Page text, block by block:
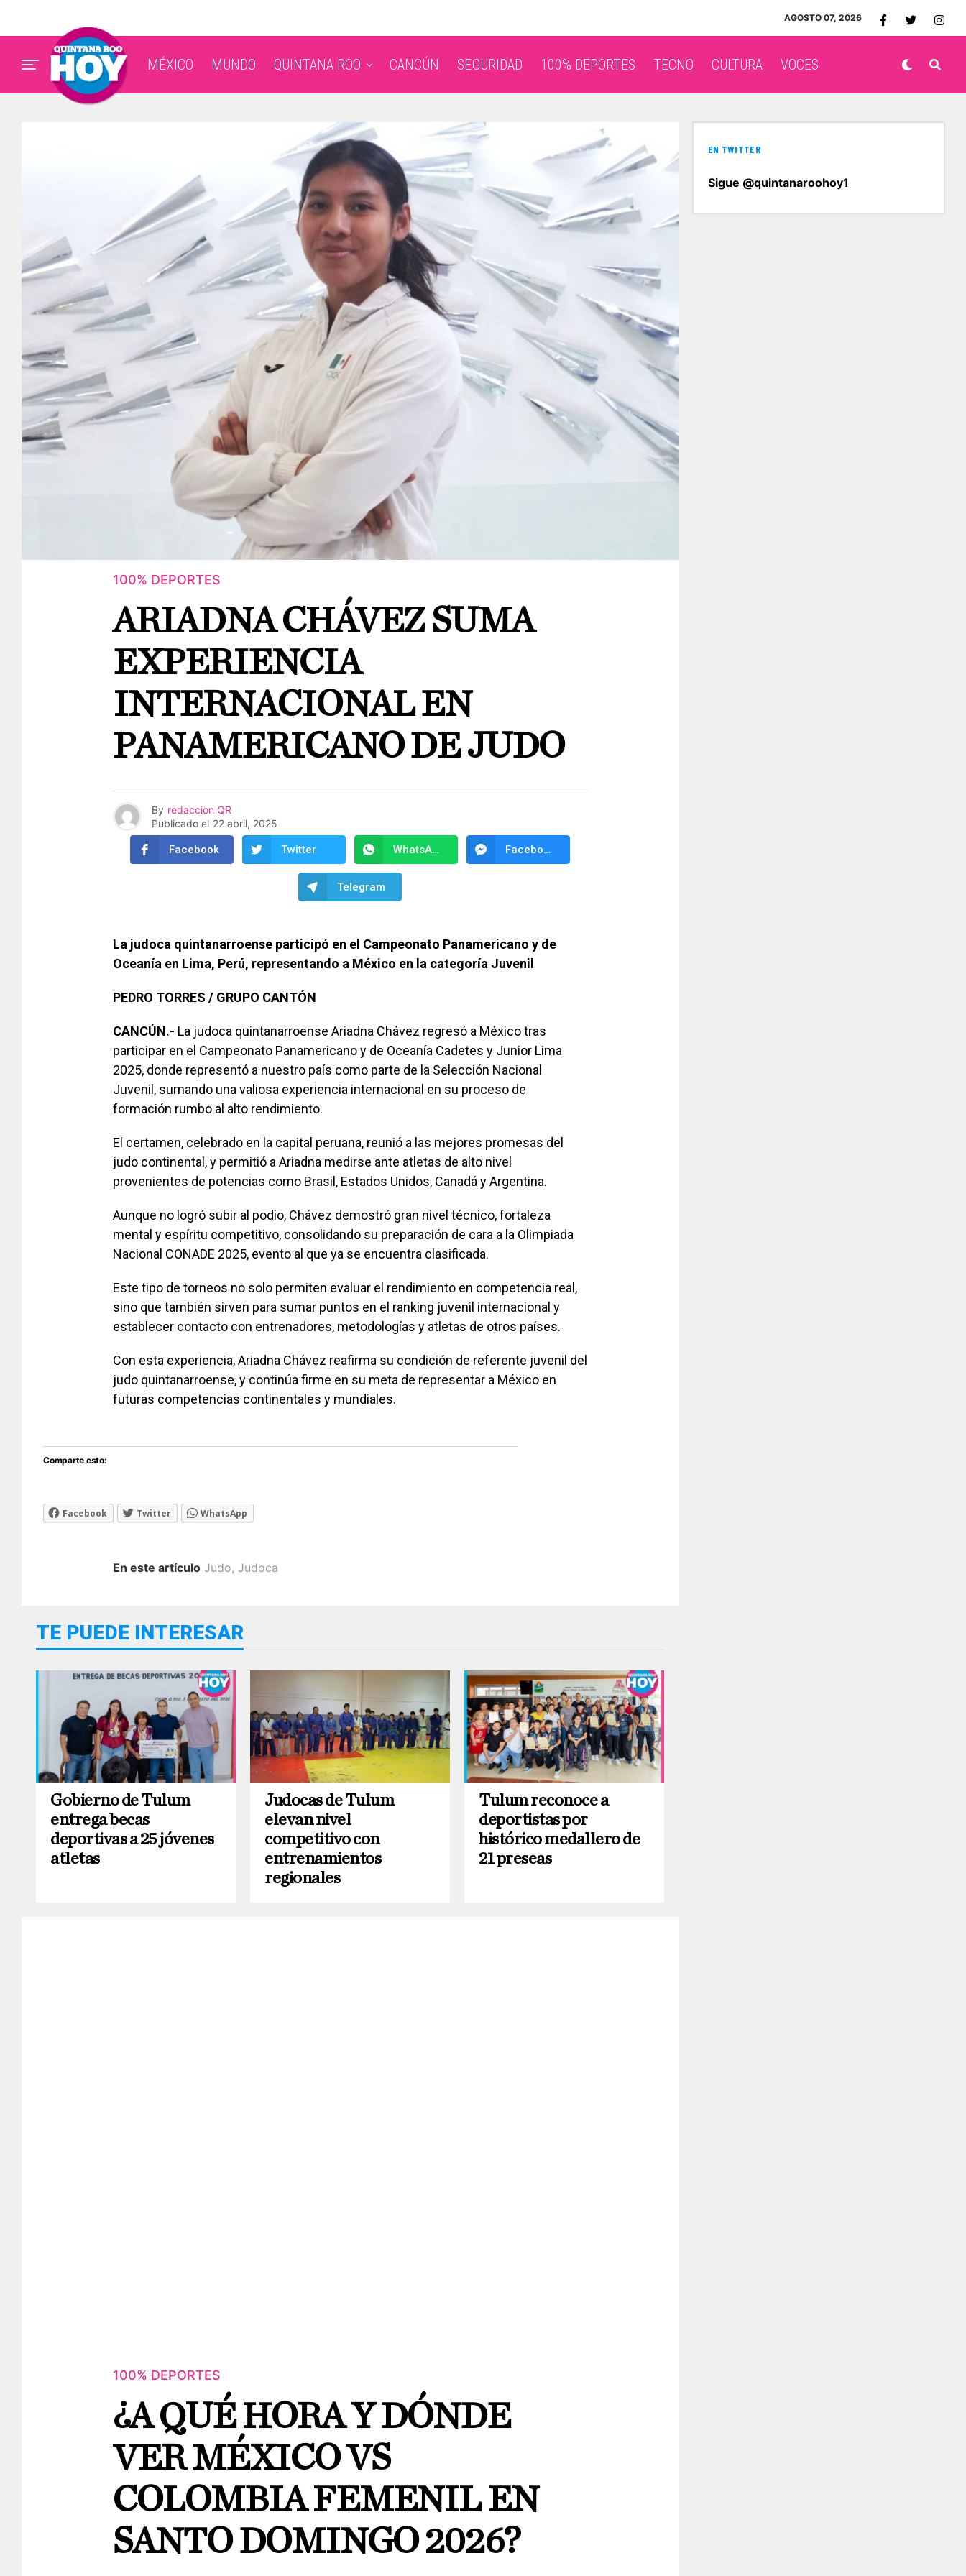
AGOSTO 07, 2026
MÉXICO MUNDO QUINTANA ROO CANCÚN SEGURIDAD 100% DEPORTES TECNO CULTURA VOCES
100% DEPORTES
ARIADNA CHÁVEZ SUMA
EXPERIENCIA
INTERNACIONAL EN
PANAMERICANO DE JUDO
By redaccion QR
Publicado el 22 abril, 2025
Facebook Twitter WhatsApp Facebook Messenger
Telegram
La judoca quintanarroense participó en el Campeonato Panamericano y de
Oceanía en Lima, Perú, representando a México en la categoría Juvenil
PEDRO TORRES / GRUPO CANTÓN
CANCÚN.- La judoca quintanarroense Ariadna Chávez regresó a México tras
participar en el Campeonato Panamericano y de Oceanía Cadetes y Junior Lima
2025, donde representó a nuestro país como parte de la Selección Nacional
Juvenil, sumando una valiosa experiencia internacional en su proceso de
formación rumbo al alto rendimiento.
El certamen, celebrado en la capital peruana, reunió a las mejores promesas del
judo continental, y permitió a Ariadna medirse ante atletas de alto nivel
provenientes de potencias como Brasil, Estados Unidos, Canadá y Argentina.
Aunque no logró subir al podio, Chávez demostró gran nivel técnico, fortaleza
mental y espíritu competitivo, consolidando su preparación de cara a la Olimpiada
Nacional CONADE 2025, evento al que ya se encuentra clasificada.
Este tipo de torneos no solo permiten evaluar el rendimiento en competencia real,
sino que también sirven para sumar puntos en el ranking juvenil internacional y
establecer contacto con entrenadores, metodologías y atletas de otros países.
Con esta experiencia, Ariadna Chávez reafirma su condición de referente juvenil del
judo quintanarroense, y continúa firme en su meta de representar a México en
futuras competencias continentales y mundiales.
Comparte esto:
Facebook Twitter WhatsApp
En este artículo Judo, Judoca
TE PUEDE INTERESAR
Gobierno de Tulum
entrega becas
deportivas a 25 jóvenes
atletas
Judocas de Tulum
elevan nivel
competitivo con
entrenamientos
regionales
Tulum reconoce a
deportistas por
histórico medallero de
21 preseas
100% DEPORTES
¿A QUÉ HORA Y DÓNDE
VER MÉXICO VS
COLOMBIA FEMENIL EN
SANTO DOMINGO 2026?
EN TWITTER
Sigue @quintanaroohoy1